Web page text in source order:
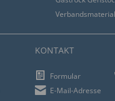
Verbandsmaterial
KONTAKT
Formular
E-Mail-Adresse